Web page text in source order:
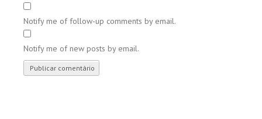
Notify me of follow-up comments by email.
Notify me of new posts by email.